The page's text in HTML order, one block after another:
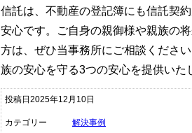
信託は、不動産の登記簿にも信託契
安心です。ご自身の親御様や親族の
方は、ぜひ当事務所にご相談くださ
族の安心を守る3つの安心を提供いた
投稿日2025年12月10日
カテゴリー 解決事例